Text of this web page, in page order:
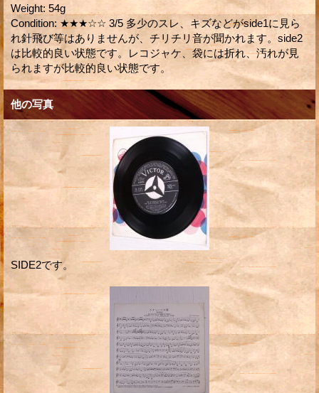
Weight: 54g
Condition: ★★★☆☆ 3/5 多少のスレ、キズなどがside1に見ら
れ針飛び等はありませんが、チリチリ音が聞かれます。side2
は比較的良い状態です。レコジャケ、袋には折れ、汚れが見
られますが比較的良い状態です。
他の写真
SIDE2です。